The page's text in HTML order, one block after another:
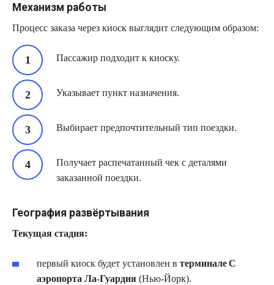
Механизм работы
Процесс заказа через киоск выглядит следующим образом:
Пассажир подходит к киоску.
Указывает пункт назначения.
Выбирает предпочтительный тип поездки.
Получает распечатанный чек с деталями
заказанной поездки.
География развёртывания
Текущая стадия:
первый киоск будет установлен в терминале C
аэропорта Ла‑Гуардия (Нью‑Йорк).